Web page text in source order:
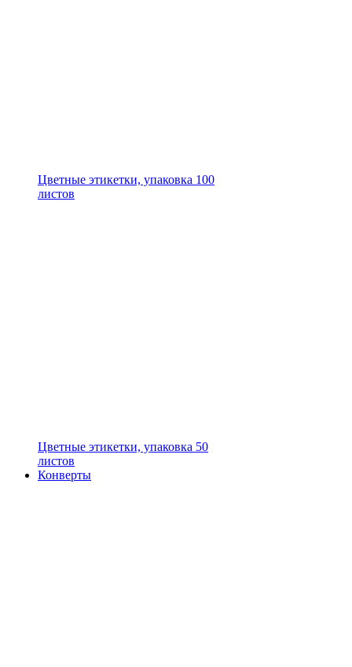
Цветные этикетки, упаковка 100
листов
Цветные этикетки, упаковка 50
листов
Конверты